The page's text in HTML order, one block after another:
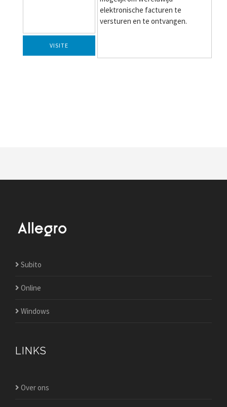
VISITE
elektronische facturen te
versturen en te ontvangen.
Subito
Online
Windows
LINKS
Over ons